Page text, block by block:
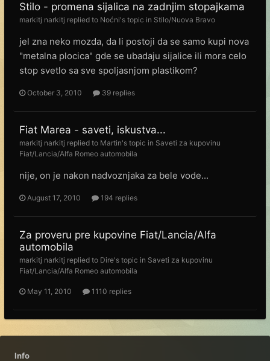
Stilo - promena sijalica na zadnjim stopajkama
markitj narkitj replied to Noćni's topic in Stilo/Nuova Bravo
jel zna neko mozda, da li postoji da se samo kupi nova
"metalna plocica" gde se ubadaju sijalice ili mora celo
stop svetlo sa sve spoljasnjom plastikom?
October 3, 2010 39 replies
Fiat Marea - saveti, iskustva...
markitj narkitj replied to Martin's topic in Saveti za kupovinu
Fiat/Lancia/Alfa Romeo automobila
nije, on je nakon nadvoznjaka za bele vode...
August 17, 2010 194 replies
Za proveru pre kupovine Fiat/Lancia/Alfa
automobila
markitj narkitj replied to Dire's topic in Saveti za kupovinu
Fiat/Lancia/Alfa Romeo automobila
May 11, 2010 1110 replies
Info